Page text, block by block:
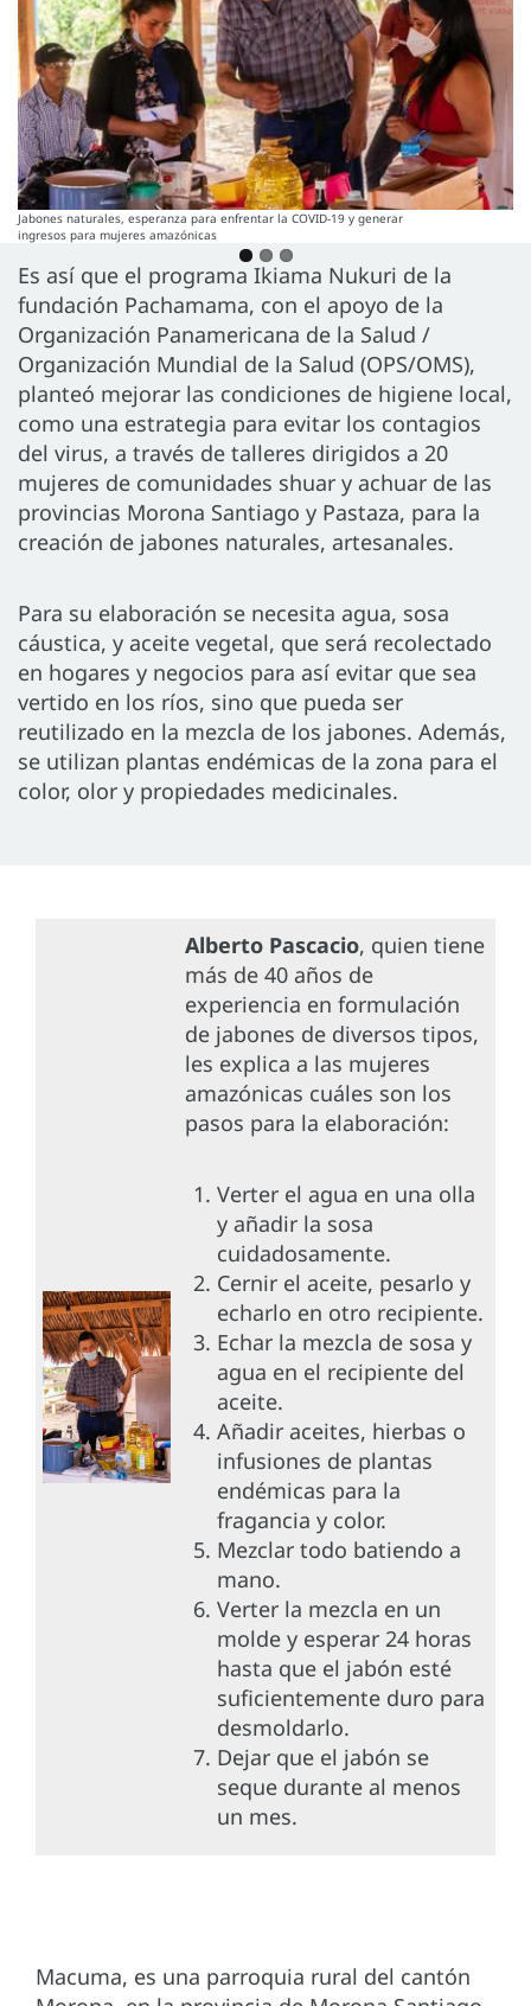
Jabones naturales, esperanza para enfrentar la COVID-19 y generar
ingresos para mujeres amazónicas
Es así que el programa Ikiama Nukuri de la
fundación Pachamama, con el apoyo de la
Organización Panamericana de la Salud /
Organización Mundial de la Salud (OPS/OMS),
planteó mejorar las condiciones de higiene local,
como una estrategia para evitar los contagios
del virus, a través de talleres dirigidos a 20
mujeres de comunidades shuar y achuar de las
provincias Morona Santiago y Pastaza, para la
creación de jabones naturales, artesanales.
Para su elaboración se necesita agua, sosa
cáustica, y aceite vegetal, que será recolectado
en hogares y negocios para así evitar que sea
vertido en los ríos, sino que pueda ser
reutilizado en la mezcla de los jabones. Además,
se utilizan plantas endémicas de la zona para el
color, olor y propiedades medicinales.
Alberto Pascacio, quien tiene
más de 40 años de
experiencia en formulación
de jabones de diversos tipos,
les explica a las mujeres
amazónicas cuáles son los
pasos para la elaboración:
Verter el agua en una olla
y añadir la sosa
cuidadosamente.
Cernir el aceite, pesarlo y
echarlo en otro recipiente.
Echar la mezcla de sosa y
agua en el recipiente del
aceite.
Añadir aceites, hierbas o
infusiones de plantas
endémicas para la
fragancia y color.
Mezclar todo batiendo a
mano.
Verter la mezcla en un
molde y esperar 24 horas
hasta que el jabón esté
suficientemente duro para
desmoldarlo.
Dejar que el jabón se
seque durante al menos
un mes.
Macuma, es una parroquia rural del cantón